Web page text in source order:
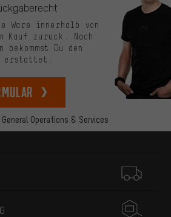
General Operations & Services
Ware innerhalb von
Kauf zurück. Nach
bekommst Du den
erstattet.